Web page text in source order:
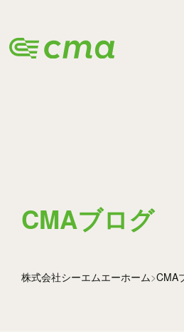
CMAブログ
株式会社シーエムエーホーム CMA